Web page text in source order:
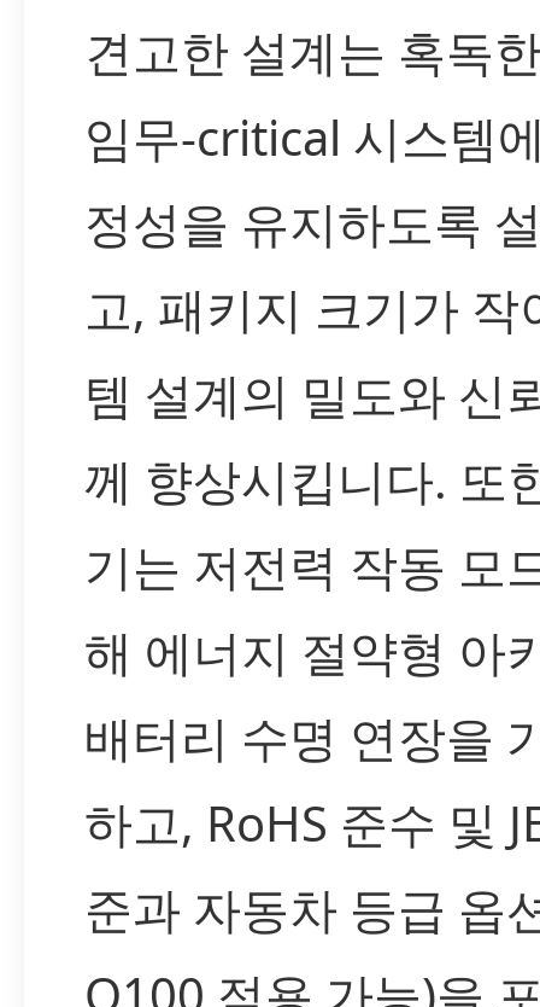
견고한 설계는 혹독
임무-critical 시스템
정성을 유지하도록
고, 패키지 크기가 작
템 설계의 밀도와 신
께 향상시킵니다. 또
기는 저전력 작동 모
해 에너지 절약형 아
배터리 수명 연장을
하고, RoHS 준수 및
준과 자동차 등급 옵